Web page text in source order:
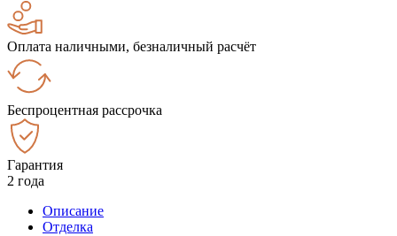
Оплата наличными, безналичный расчёт
Беспроцентная рассрочка
Гарантия
2 года
Описание
Отделка